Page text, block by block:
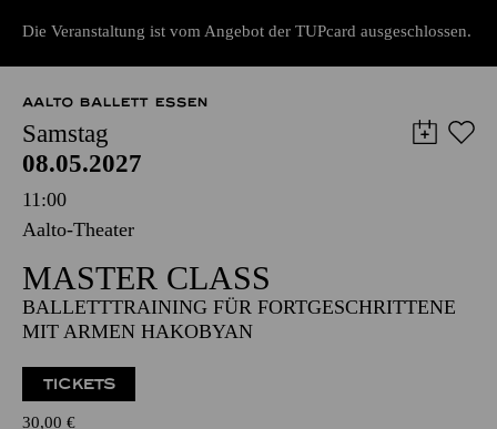
von Friedrich Schiller
Die Veranstaltung ist vom Angebot der TUPcard ausgeschlossen.
AALTO BALLETT ESSEN
Samstag
08.05.2027
11:00
Aalto-Theater
MASTER CLASS
BALLETTTRAINING FÜR FORTGESCHRITTENE
MIT ARMEN HAKOBYAN